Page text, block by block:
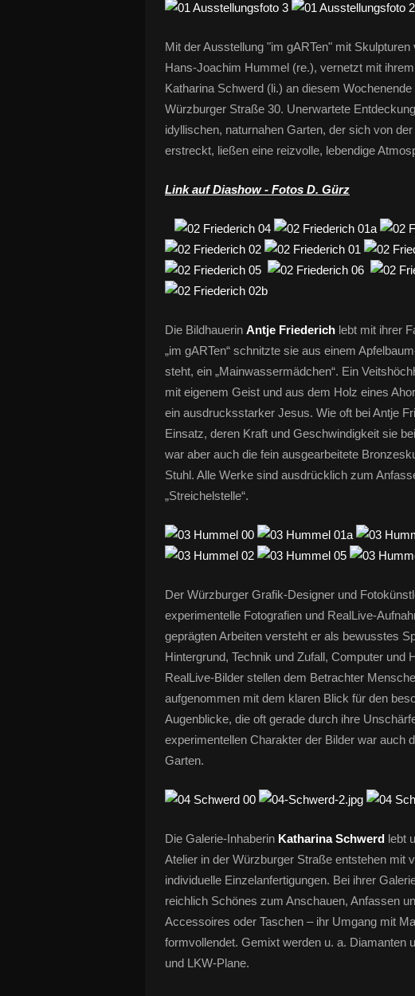
Mit der Ausstellung "im gARTen" mit
Hans-Joachim Hummel (re.), vernetzt mit
Katharina Schwerd (li.) an diesem
Würzburger Straße 30. Unerwartete
idyllischen, naturnahen Garten, der sich von
erstreckt, ließen eine reizvolle, lebendige
Link auf Diashow - Fotos D. Gürz
Die Bildhauerin Antje Friederich lebt mit ihrer
„im gARTen“ schnitzte sie aus einem
steht, ein „Mainwassermädchen“. Ein
mit eigenem Geist und aus dem Holz eines
ein ausdrucksstarker Jesus. Wie oft bei Antje
Einsatz, deren Kraft und Geschwindigkeit sie
war aber auch die fein ausgearbeitete
Stuhl. Alle Werke sind ausdrücklich zum
„Streichelstelle“.
Der Würzburger Grafik-Designer und
experimentelle Fotografien und RealLive-
geprägten Arbeiten versteht er als bewusstes
Hintergrund, Technik und Zufall, Computer
RealLive-Bilder stellen dem Betrachter
aufgenommen mit dem klaren Blick für den
Augenblicke, die oft gerade durch ihre
experimentellen Charakter der Bilder war auch
Garten.
Die Galerie-Inhaberin Katharina Schwerd lebt
Atelier in der Würzburger Straße entstehen mit
individuelle Einzelanfertigungen. Bei ihrer
reichlich Schönes zum Anschauen, Anfassen
Accessoires oder Taschen – ihr Umgang mit
formvollendet. Gemixt werden u. a. Diamanten
und LKW-Plane.